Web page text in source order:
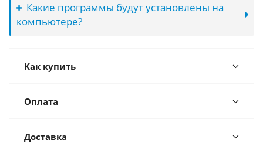
Какие программы будут установлены на
компьютере?
Как купить
Оплата
Доставка